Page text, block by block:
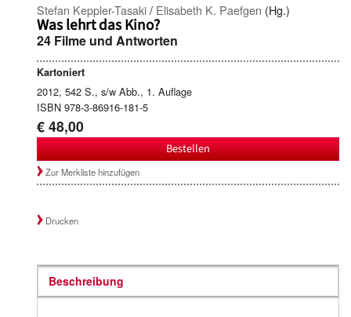
Stefan Keppler-Tasaki/ Elisabeth K. Paefgen (Hg.)
Was lehrt das Kino?
24 Filme und Antworten
Kartoniert
2012, 542 S., s/w Abb., 1. Auflage
ISBN 978-3-86916-181-5
€ 48,00
Bestellen
Zur Merkliste hinzufügen
Drucken
Beschreibung